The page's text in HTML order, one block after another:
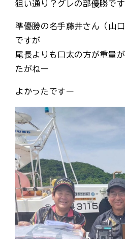
狙い通り？グレの部優勝です
準優勝の名手藤井さん（山
ですが
尾長よりも口太の方が重量
たがねー
よかったですー